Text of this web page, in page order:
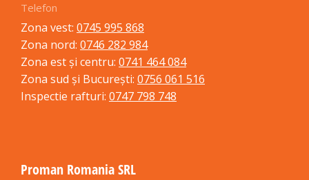
Telefon
Zona vest: 0745 995 868
Zona nord: 0746 282 984
Zona est și centru: 0741 464 084
Zona sud și București: 0756 061 516
Inspectie rafturi: 0747 798 748
Proman Romania SRL